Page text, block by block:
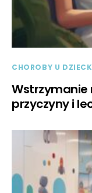
CHOROBY U
Wstrzymanie
przyczyny i